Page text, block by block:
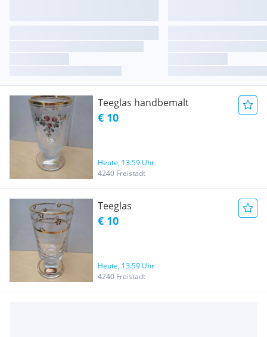
Teeglas handbemalt
€ 10
Heute, 13:59 Uhr
4240 Freistadt
Teeglas
€ 10
Heute, 13:59 Uhr
4240 Freistadt